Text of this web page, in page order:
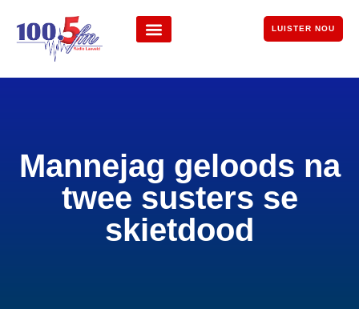
LUISTER NOU
Mannejag geloods na
twee susters se
skietdood